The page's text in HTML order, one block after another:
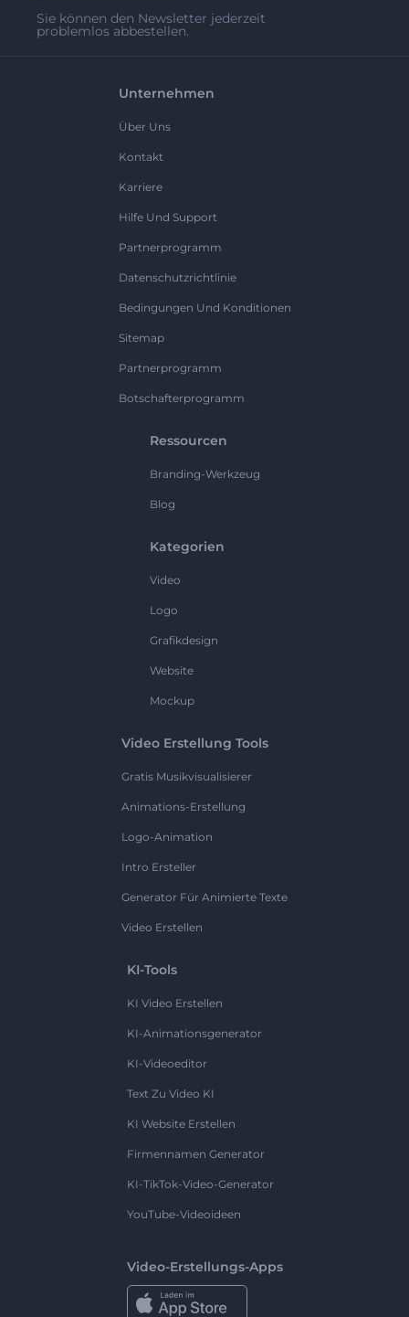
Sie können den Newsletter jederzeit
problemlos abbestellen.
Unternehmen
Über Uns
Kontakt
Karriere
Hilfe Und Support
Partnerprogramm
Datenschutzrichtlinie
Bedingungen Und Konditionen
Sitemap
Partnerprogramm
Botschafterprogramm
Ressourcen
Branding-Werkzeug
Blog
Kategorien
Video
Logo
Grafikdesign
Website
Mockup
Video Erstellung Tools
Gratis Musikvisualisierer
Animations-Erstellung
Logo-Animation
Intro Ersteller
Generator Für Animierte Texte
Video Erstellen
KI-Tools
KI Video Erstellen
KI-Animationsgenerator
KI-Videoeditor
Text Zu Video KI
KI Website Erstellen
Firmennamen Generator
KI-TikTok-Video-Generator
YouTube-Videoideen
Video-Erstellungs-Apps